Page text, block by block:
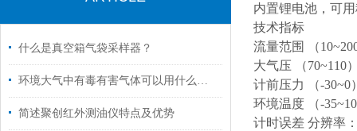
什么是真空箱气袋采样器？
环境大气中有毒有害气体可以用什么仪器检测？
简述聚创红外测油仪特点及优势
内置锂电池，可
技术指标
流量范围
（
大气压
（70~110
计前压力
（-30~0
环境温度
（-
计时误差 分辨率